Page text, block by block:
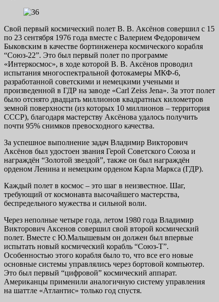
Свой первый космический полет В. В. Аксёнов совершил с 15
по 23 сентября 1976 года вместе с Валерием Федоровичем
Быковским в качестве бортинженера космического корабля
“Союз-22”. Это был первый полет по программе
«Интеркосмос», в ходе которой В. В. Аксёнов проводил
испытания многоспектральной фотокамеры МКФ-6,
разработанной советскими и немецкими учеными и
произведенной в ГДР на заводе «Carl Zeiss Jena». За этот полет
было отснято двадцать миллионов квадратных километров
земной поверхности (из которых 10 миллионов – территория
СССР), благодаря мастерству Аксёнова удалось получить
почти 95% снимков превосходного качества.
За успешное выполнение задач Владимир Викторович
Аксёнов был удостоен звания Герой Советского Союза и
награждён “Золотой звездой”, также он был награждён
орденом Ленина и немецким орденом Карла Маркса (ГДР).
Каждый полет в космос – это шаг в неизвестное. Шаг,
требующий от космонавта высочайшего мастерства,
беспредельного мужества и сильной воли.
Через неполные четыре года, летом 1980 года Владимир
Викторович Аксенов совершил свой второй космический
полет. Вместе с Ю.Малышевым он должен был впервые
испытать новый космический корабль “Союз-Т”.
Особенностью этого корабля было то, что все его новые
основные системы управлялись через бортовой компьютер.
Это был первый “цифровой” космический аппарат.
Американцы применили аналогичную систему управления
на шаттле «Атлантис» только год спустя.